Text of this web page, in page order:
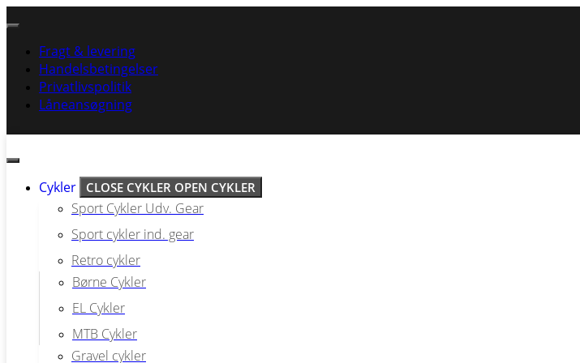
til
Fragt & levering
Handelsbetingelser
Privatlivspolitik
Låneansøgning
Cykler CLOSE CYKLER OPEN CYKLER
Sport Cykler Udv. Gear
Sport cykler ind. gear
Retro cykler
Børne Cykler
EL Cykler
MTB Cykler
Gravel cykler